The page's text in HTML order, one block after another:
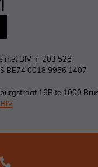
met BIV nr 203 528
BE74 0018 9956 1407
16B te 1000